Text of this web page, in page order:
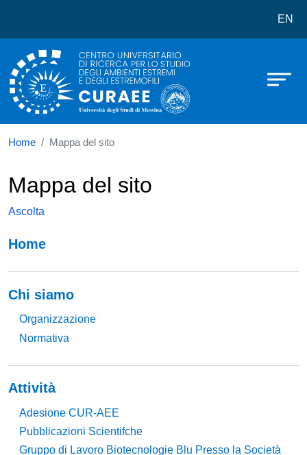
Centro Universitario di studi sui EN
Home Mappa del sito
Mappa del sito
Ascolta
Navigazione principale
Home
Chi siamo
Organizzazione
Normativa
Attività
Adesione CUR-AEE
Pubblicazioni Scientifche
Gruppo di Lavoro Biotecnologie Blu Presso la Società